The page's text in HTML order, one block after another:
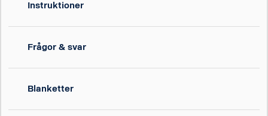
Instruktioner
Frågor & svar
Blanketter